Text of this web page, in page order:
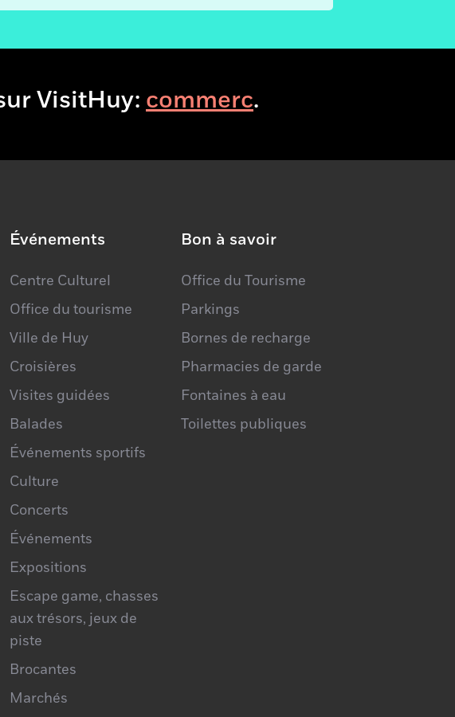
sur VisitHuy:c.
Événements
Centre Culturel
Office du tourisme
Ville de Huy
Croisières
Visites guidées
Balades
Événements sportifs
Culture
Concerts
Événements
Expositions
Escape game, chasses
aux trésors, jeux de
piste
Brocantes
Marchés
Bon à savoir
Office du Tourisme
Parkings
Bornes de recharge
Pharmacies de garde
Fontaines à eau
Toilettes publiques